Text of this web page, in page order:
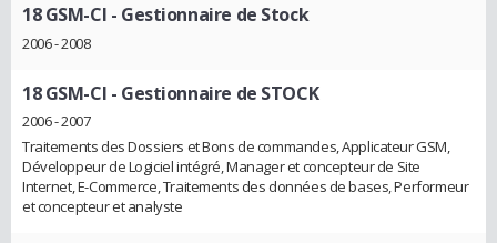
18 GSM-CI - Gestionnaire de Stock
2006 - 2008
18 GSM-CI - Gestionnaire de STOCK
2006 - 2007
Traitements des Dossiers et Bons de commandes, Applicateur GSM,
Développeur de Logiciel intégré, Manager et concepteur de Site
Internet, E-Commerce, Traitements des données de bases, Performeur
et concepteur et analyste